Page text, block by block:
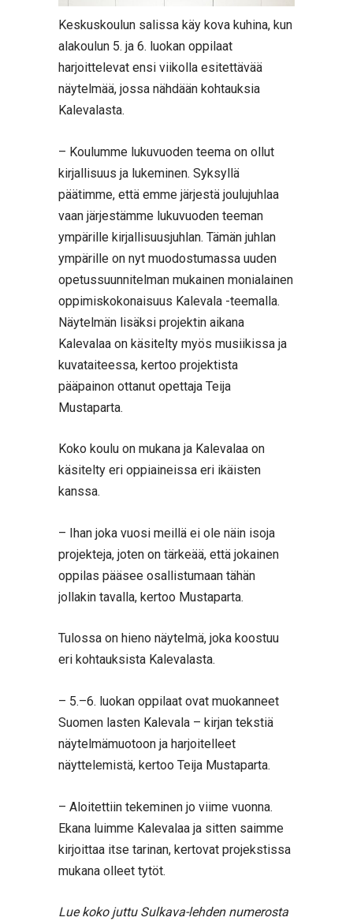
Keskuskoulun salissa käy kova kuhina, kun
alakoulun 5. ja 6. luokan oppilaat
harjoittelevat ensi viikolla esitettävää
näytelmää, jossa nähdään kohtauksia
Kalevalasta.
– Koulumme lukuvuoden teema on ollut
kirjallisuus ja lukeminen. Syksyllä
päätimme, että emme järjestä joulujuhlaa
vaan järjestämme lukuvuoden teeman
ympärille kirjallisuusjuhlan. Tämän juhlan
ympärille on nyt muodostumassa uuden
opetussuunnitelman mukainen monialainen
oppimiskokonaisuus Kalevala -teemalla.
Näytelmän lisäksi projektin aikana
Kalevalaa on käsitelty myös musiikissa ja
kuvataiteessa, kertoo projektista
pääpainon ottanut opettaja Teija
Mustaparta.
Koko koulu on mukana ja Kalevalaa on
käsitelty eri oppiaineissa eri ikäisten
kanssa.
– Ihan joka vuosi meillä ei ole näin isoja
projekteja, joten on tärkeää, että jokainen
oppilas pääsee osallistumaan tähän
jollakin tavalla, kertoo Mustaparta.
Tulossa on hieno näytelmä, joka koostuu
eri kohtauksista Kalevalasta.
– 5.–6. luokan oppilaat ovat muokanneet
Suomen lasten Kalevala – kirjan tekstiä
näytelmämuotoon ja harjoitelleet
näyttelemistä, kertoo Teija Mustaparta.
– Aloitettiin tekeminen jo viime vuonna.
Ekana luimme Kalevalaa ja sitten saimme
kirjoittaa itse tarinan, kertovat projekstissa
mukana olleet tytöt.
Lue koko juttu Sulkava-lehden numerosta